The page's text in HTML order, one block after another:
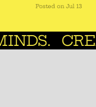
Posted on Jul 13